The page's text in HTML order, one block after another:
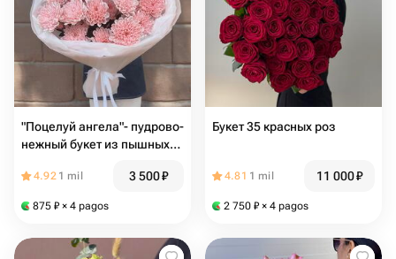
"Поцелуй ангела"- пудрово-
нежный букет из пышных
4.92 1 mil 3 500₽
875 ₽ × 4 pagos
Букет 35 красных роз
4.81 1 mil 11 000₽
2 750 ₽ × 4 pagos